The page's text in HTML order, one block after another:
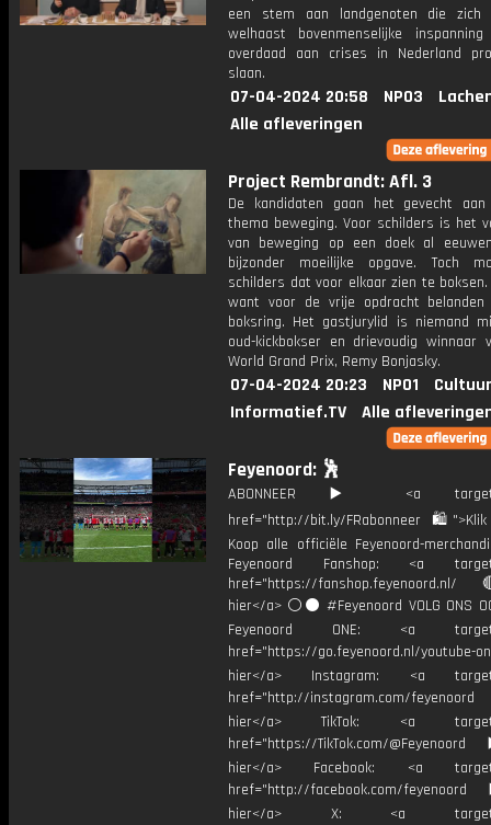
een stem aan landgenoten die
welhaast bovenmenselijke
overdaad aan crises in Nederland
slaan.
07-04-2024 20:58 NPO3
Alle afleveringen
Project Rembrandt: Afl. 3
De kandidaten gaan het gevecht
thema beweging. Voor schilders is het
van beweging op een doek al
bijzonder moeilijke opgave. Toch
schilders dat voor elkaar zien te
want voor de vrije opdracht
boksring. Het gastjurylid is niemand
oud-kickbokser en drievoudig winnaar
World Grand Prix, Remy Bonjasky.
07-04-2024 20:23 NPO1
Informatief.TV
Alle
Feyenoord: 🕺
ABONNEER ▶️ <a
href="http://bit.ly/FRabonneer
Koop alle officiële Feyenoord-
Feyenoord Fanshop: <a
href="https://
hier</a> ⚪️⚫ #Feyenoord VOLG ONS
Feyenoord ONE: <a
href="https://go.feyenoord.nl/youtube-
hier</a> Instagram: <a
href="http://instagram.com/
hier</a> TikTok: <a
href="https://TikTok.com/
hier</a> Facebook: <a
href="http://facebook.com/
hier</a> X: <a